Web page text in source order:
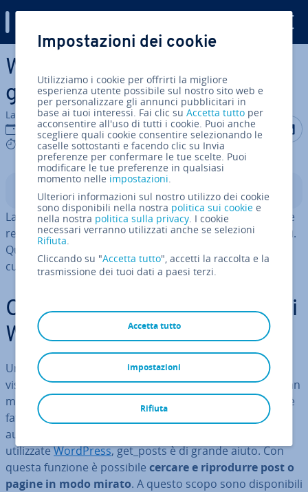
Vai al contenuto prin­ci­pa­le
WordPress: la funzione
get_posts e i suoi vantaggi
La redazione di IONOS
07 set 2023
5 mins
Condividi
Indice
La funzione get_posts cerca nel vostro sito WordPress e
re­sti­tui­sce i post che cor­ri­spon­do­no ai criteri spe­ci­fi­ca­ti.
Questo vi aiuta a tenere traccia dei vostri contenuti e a
curare meglio gli articoli.
Cos’è la funzione get_posts di
WordPress?
Una volta che il vostro sito web è attivo e fun­zio­nan­te, i
vi­si­ta­to­ri accedono ai contenuti già presenti mentre man
mano ne ag­giun­ge­te di altri, così gran parte del lavoro è
fatto. Tuttavia, più gli articoli, i post o le sot­to­pa­gi­ne
aumentano, più com­pli­ca­to diventa tenerne traccia. Se
uti­liz­za­teWordPress, get_posts è di grande aiuto. Con
questa funzione è possibile cercare e ri­pro­dur­re post o
pagine in modo mirato. A questo scopo sono di­spo­ni­bi­li
Impostazioni dei cookie
Utilizziamo i cookie per offrirti la migliore
esperienza utente possibile sul nostro sito web e
per personalizzare gli annunci pubblicitari in
base ai tuoi interessi. Fai clic suAccetta tutto per
acconsentire all'uso di tutti i cookie. Puoi anche
scegliere quali cookie consentire selezionando le
caselle sottostanti e facendo clic su Invia
preferenze per confermare le tue scelte. Puoi
modificare le tue preferenze in qualsiasi
momento nelle impostazioni.
Ulteriori informazioni sul nostro utilizzo dei cookie
sono disponibili nella nostra politica sui cookie e
nella nostra politica sulla privacy. I cookie
necessari verranno utilizzati anche se selezioni
Rifiuta.
Cliccando su "Accetta tutto", accetti la raccolta e la
trasmissione dei tuoi dati a paesi terzi.
Accetta tutto
Rifiuta
impostazioni